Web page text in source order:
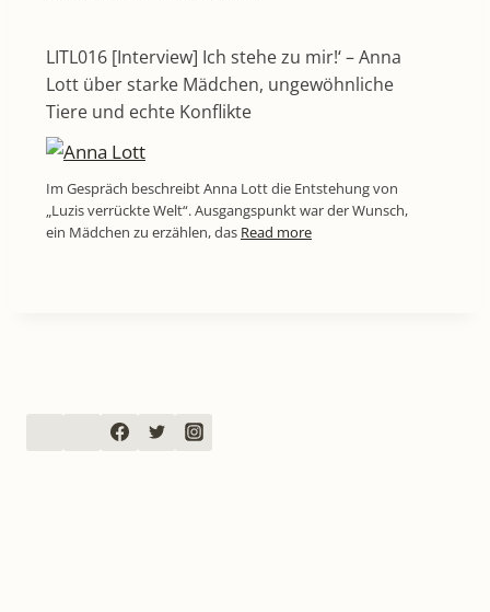
LITL016 [Interview] Ich stehe zu mir!‘ – Anna
Lott über starke Mädchen, ungewöhnliche
Tiere und echte Konflikte
Im Gespräch beschreibt Anna Lott die Entstehung von
„Luzis verrückte Welt“. Ausgangspunkt war der Wunsch,
ein Mädchen zu erzählen, das Read more